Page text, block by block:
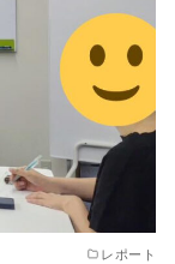
レポート